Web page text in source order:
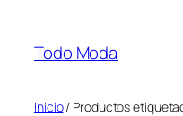
contenido
Todo Moda
Inicio/ Productos